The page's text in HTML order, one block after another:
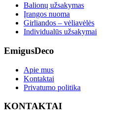
Balionų užsakymas
Įrangos nuoma
Girliandos – vėliavėlės
Individualūs užsakymai
EmigusDeco
Apie mus
Kontaktai
Privatumo politika
KONTAKTAI